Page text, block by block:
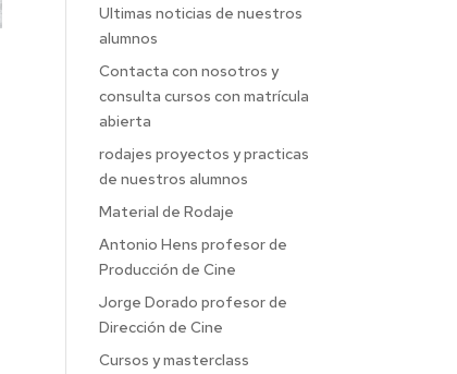
Ultimas noticias de nuestros
alumnos
Contacta con nosotros y
consulta cursos con matrícula
abierta
rodajes proyectos y practicas
de nuestros alumnos
Material de Rodaje
Antonio Hens profesor de
Producción de Cine
Jorge Dorado profesor de
Dirección de Cine
Cursos y masterclass